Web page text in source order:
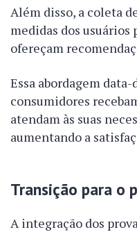
Além disso, a coleta
medidas dos
ofereçam
Essa abordagem
consumidores
atendam às suas
aumentando a
Transição para o
A integração dos